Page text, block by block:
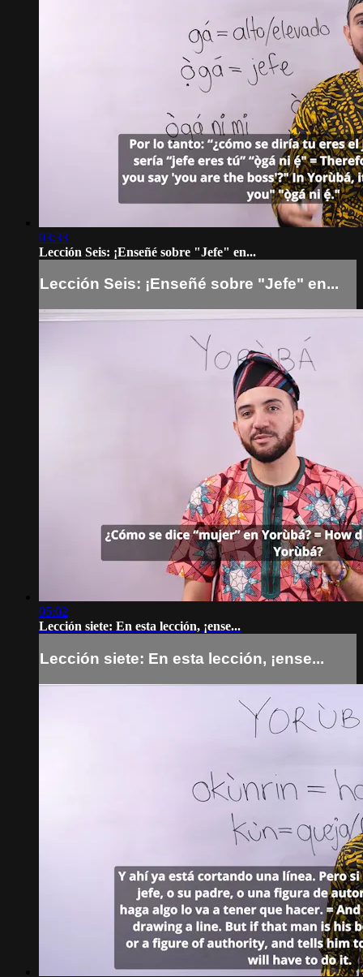
03:33
Lección Seis: ¡Enseñé sobre "Jefe" en...
Lección Seis: ¡Enseñé sobre "Jefe" en...
05:02
Lección siete: En esta lección, ¡ense...
Lección siete: En esta lección, ¡ense...